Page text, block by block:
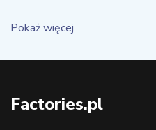
Pokaż więcej
Factories.pl